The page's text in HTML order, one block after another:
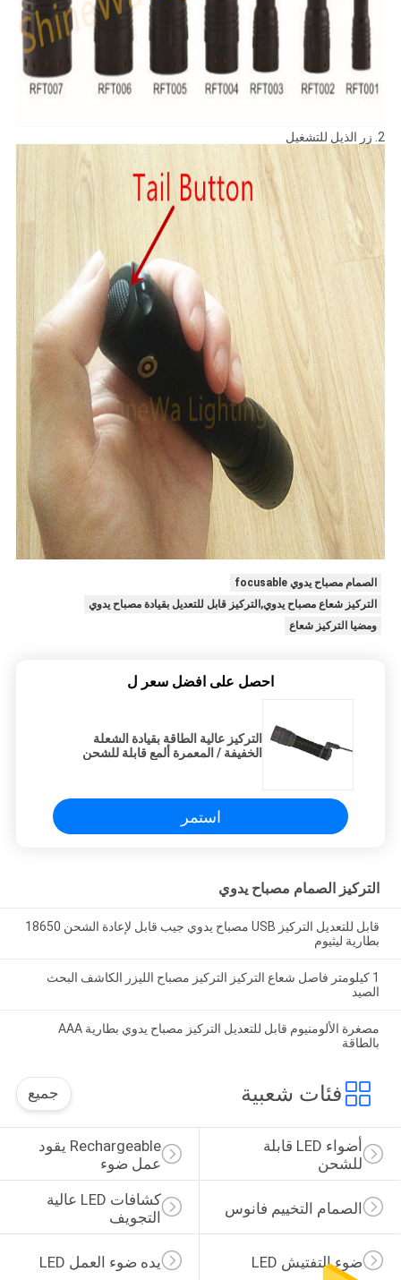
2. زر الذيل للتشغيل
الصمام مصباح يدوي focusable
التركيز شعاع مصباح يدوي,التركيز قابل للتعديل بقيادة مصباح يدوي
ومضيا التركيز شعاع
احصل على افضل سعر ل
التركيز عالية الطاقة بقيادة الشعلة
الخفيفة / المعمرة ألمع قابلة للشحن
استمر
التركيز الصمام مصباح يدوي
قابل للتعديل التركيز USB مصباح يدوي جيب قابل لإعادة الشحن 18650
بطارية ليثيوم
1 كيلومتر فاصل شعاع التركيز التركيز مصباح الليزر الكاشف البحث
الصيد
مصغرة الألومنيوم قابل للتعديل التركيز مصباح يدوي بطارية AAA
بالطاقة
فئات شعبية جميع
Rechargeable يقود
عمل ضوء
أضواء LED قابلة
للشحن
كشافات LED عالية
التجويف
الصمام التخييم فانوس
يده ضوء العمل LED ضوء التفتيش LED